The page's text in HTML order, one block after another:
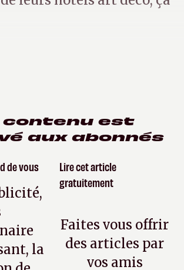
contenu est
aux abonnés
de vous
la
Lire cet article
gratuitement
Faites vous offrir
des articles par
vos amis